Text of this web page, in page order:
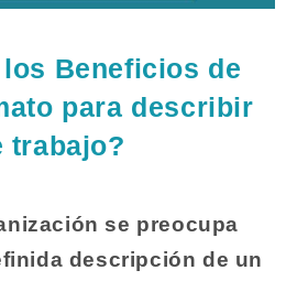
Beneficios de
para describir
trabajo?
se preocupa
descripción de un